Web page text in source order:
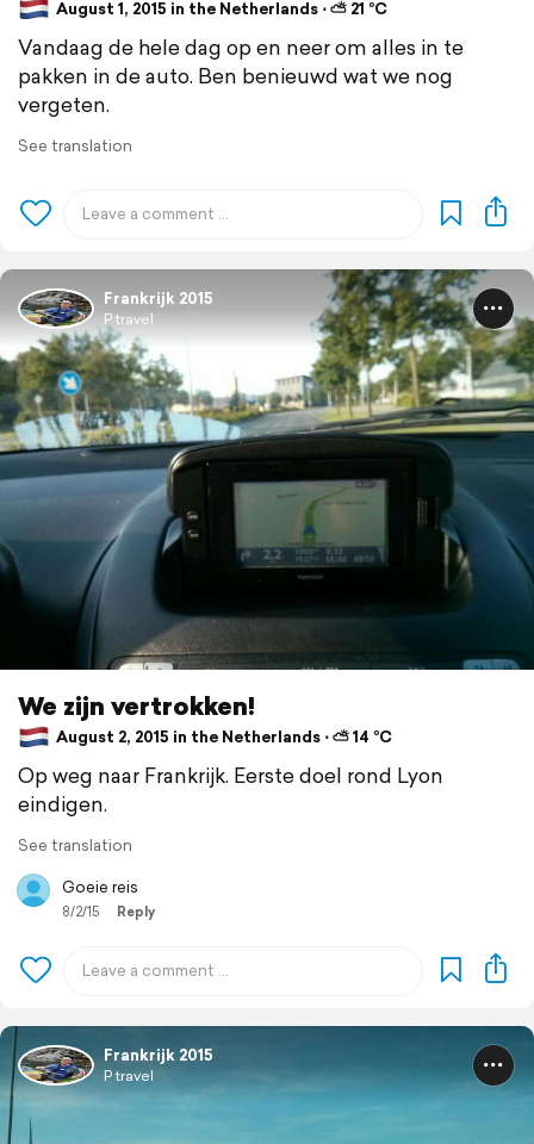
August 1, 2015 in the Netherlands ⋅ ⛅ 21 °C
Vandaag de hele dag op en neer om alles in te
pakken in de auto. Ben benieuwd wat we nog
vergeten.
See translation
Frankrijk 2015
P travel
We zijn vertrokken!
August 2, 2015 in the Netherlands ⋅ ⛅ 14 °C
Op weg naar Frankrijk. Eerste doel rond Lyon
eindigen.
See translation
Goeie reis
8/2/15 Reply
Frankrijk 2015
P travel